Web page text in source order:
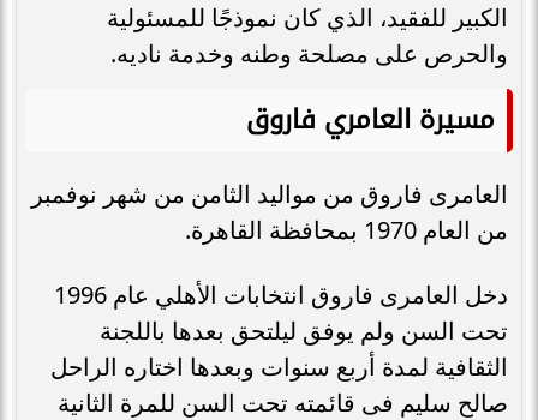
الكبير للفقيد، الذي كان نموذجًا للمسئولية
والحرص على مصلحة وطنه وخدمة ناديه.
مسيرة العامري فاروق
العامرى فاروق من مواليد الثامن من شهر نوفمبر
من العام 1970 بمحافظة القاهرة.
دخل العامرى فاروق انتخابات الأهلي عام 1996
تحت السن ولم يوفق ليلتحق بعدها باللجنة
الثقافية لمدة أربع سنوات وبعدها اختاره الراحل
صالح سليم فى قائمته تحت السن للمرة الثانية